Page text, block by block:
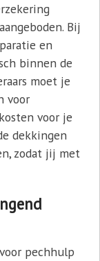
Bij
en
binnen de
moet je
voor
voor je
dekkingen
zodat jij met
pechhulp